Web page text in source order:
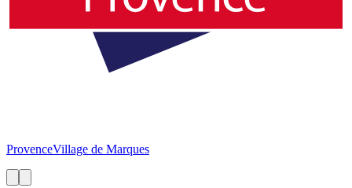
ProvenceVillage de Marques